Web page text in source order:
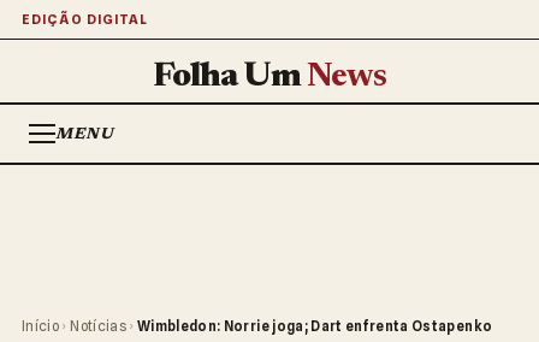
EDIÇÃO DIGITAL
Folha UmNews
MENU
Início › Notícias › Wimbledon: Norrie joga; Dart enfrenta Ostapenko